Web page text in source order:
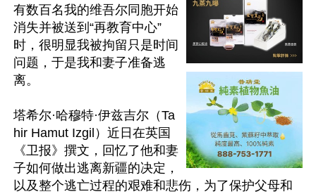
有数百名我的维吾尔同胞开始
消失并被送到“再教育中心”
时，很明显我被拘留只是时间
问题，于是我和妻子准备逃
离。
塔希尔·哈穆特·伊兹吉尔（Ta
hir Hamut Izgil）近日在英国
《卫报》撰文，回忆了他和妻
子如何做出逃离新疆的决定，
以及整个逃亡过程的艰难和悲伤，为了保护父母和